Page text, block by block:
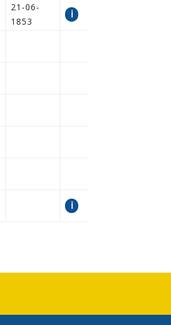
21-06-
1853
i
i